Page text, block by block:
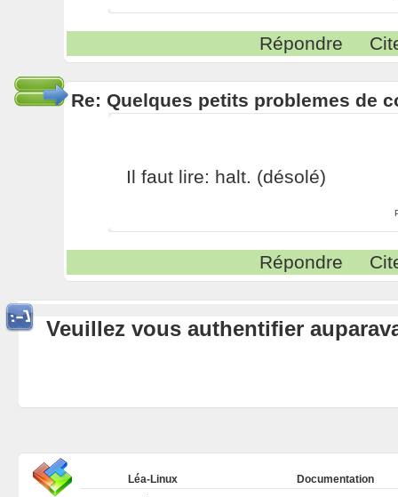
Répondre
Re: Quelques petits problemes de
Il faut lire: halt. (désolé)
Répondre
Veuillez vous authentifier
Léa-Linux
Documentation